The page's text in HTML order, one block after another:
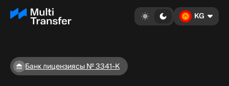
KG
Банк лицензиясы № 3341-К